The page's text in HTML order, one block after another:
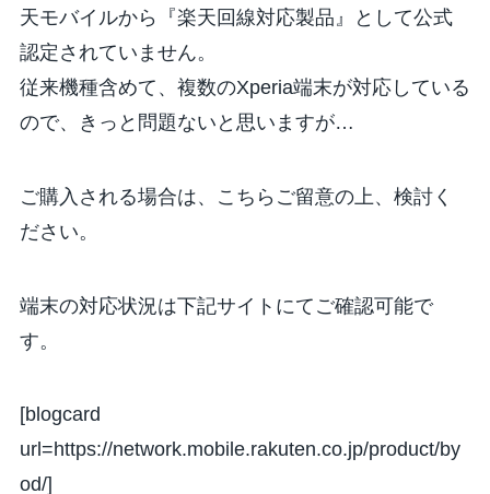
天モバイルから
『楽天回線対応製品』として公式
認定されていません。
従来機種含めて、複数のXperia端末が対応している
ので、きっと問題ないと思いますが…
ご購入される場合は、こちらご留意の上、検討く
ださい。
端末の対応状況は下記サイトにてご確認可能で
す。
[blogcard
url=https://network.mobile.rakuten.co.jp/product/by
od/]